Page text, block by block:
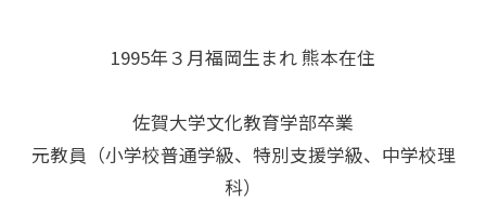
1995年３月福岡生まれ 熊本在住
佐賀大学文化教育学部卒業
元教員（小学校普通学級、特別支援学級、中学校理
科）